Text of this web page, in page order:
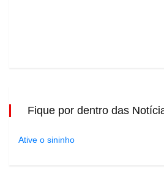
Fique por dentro das
Ative o sininho